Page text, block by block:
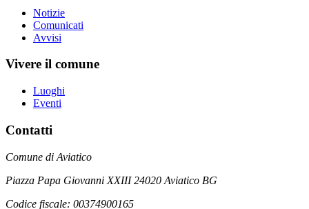
Notizie
Comunicati
Avvisi
Vivere il comune
Luoghi
Eventi
Contatti
Comune di Aviatico
Piazza Papa Giovanni XXIII 24020 Aviatico BG
Codice fiscale: 00374900165